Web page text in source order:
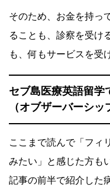
そのため、 お金を持っ
ることも、診察を受け
も、何もサービスを受
セブ島医療英語留学
（オブザーバーシッ
ここまで読んで「フィ
みたい」と感じた方も
記事の前半で紹介した